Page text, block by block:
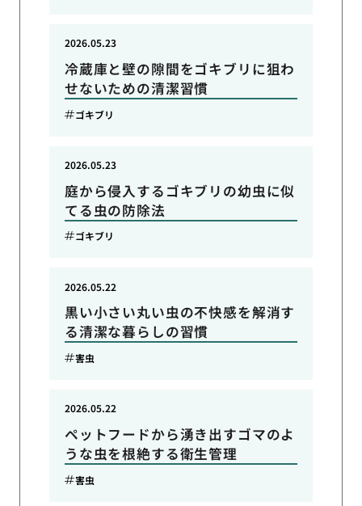
冷蔵庫と壁の隙間をゴキブリに狙わ
せないための清潔習慣
2026.05.23
ゴキブリ
庭から侵入するゴキブリの幼虫に似
てる虫の防除法
2026.05.23
ゴキブリ
黒い小さい丸い虫の不快感を解消す
る清潔な暮らしの習慣
2026.05.22
害虫
ペットフードから湧き出すゴマのよ
うな虫を根絶する衛生管理
2026.05.22
害虫